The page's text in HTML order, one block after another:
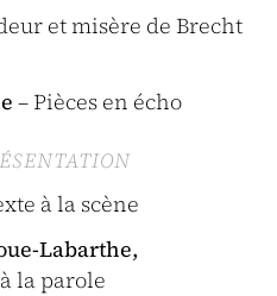
et misère de Brecht
– Pièces en écho
à la scène
Labarthe,
la parole